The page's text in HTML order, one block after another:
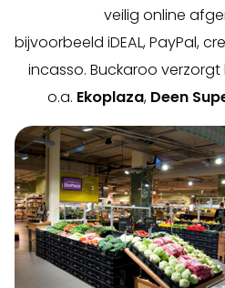
veilig online
bijvoorbeeld iDEAL, PayPal,
incasso. Buckaroo
o.a. Ekoplaza, Deen